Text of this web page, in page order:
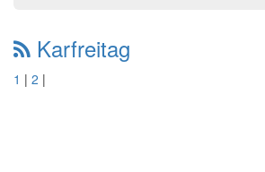
Karfreitag
1 | 2 |